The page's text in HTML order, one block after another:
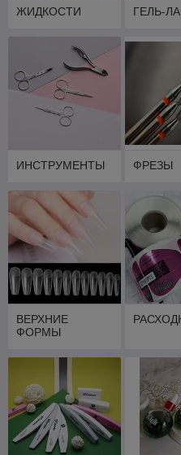
ЖИДКОСТИ ГЕЛЬ-
ИНСТРУМЕНТЫ ФРЕЗЫ
ВЕРХНИЕ
ФОРМЫ